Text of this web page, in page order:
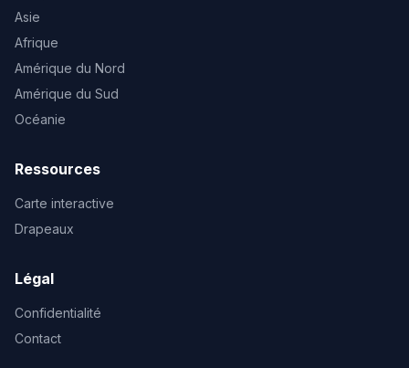
Asie
Afrique
Amérique du Nord
Amérique du Sud
Océanie
Ressources
Carte interactive
Drapeaux
Légal
Confidentialité
Contact